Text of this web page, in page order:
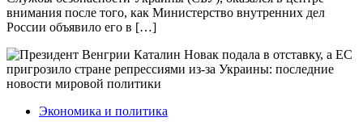
внимания после того, как Министерство внутренних дел
России объявило его в […]
Экономика и политика